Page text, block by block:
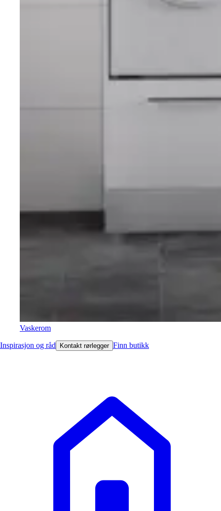
Vaskerom
Inspirasjon og råd Kontakt rørlegger Finn butikk